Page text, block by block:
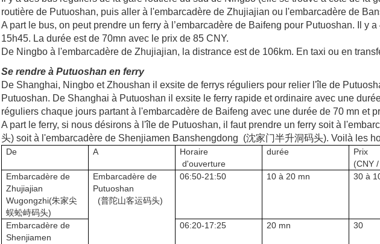
routière de Putuoshan, puis aller à l'embarcadère de Zhujiajian ou l'embarcadère de
A part le bus, on peut prendre un ferry à l’embarcadère de Baifeng pour Putuoshan. Il y
15h45. La durée est de 70mn avec le prix de 85 CNY.
De Ningbo à l'embarcadère de Zhujiajian, la distrance est de 106km. En taxi ou en
Se rendre à Putuoshan en ferry
De Shanghai, Ningbo et Zhoushan il exsite de ferrys réguliers pour relier l'île de
Putuoshan. De Shanghai à Putuoshan il exsite le ferry rapide et ordinaire avec une
réguliers chaque jours partant à l'embarcadère de Baifeng avec une durée de 70 mn et
A part le ferry, si nous désirons à l'île de Putuoshan, il faut prendre un ferry soit à
头) soit à l'embarcadère de Shenjiamen Banshengdong (沈家门半升洞码头). Voilà les
De A
Horaire
d'ouverture
durée
Prix
(CNY
Embarcadère de
Zhujiajian
Wugongzhi(朱家尖
蜈蚣峙码头)
Embarcadère de
Putuoshan
(普陀山客运码头)
06:50-21:50 10 à 20 mn 30 à
Embarcadère de
Shenjiamen
06:20-17:25 20 mn 30